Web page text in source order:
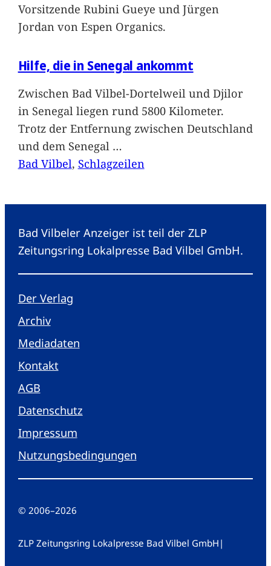
Vorsitzende Rubini Gueye und Jürgen
Jordan von Espen Organics.
Hilfe, die in Senegal ankommt
Zwischen Bad Vilbel-Dortelweil und Djilor
in Senegal liegen rund 5800 Kilometer.
Trotz der Entfernung zwischen Deutschland
und dem Senegal …
Bad Vilbel, Schlagzeilen
Bad Vilbeler Anzeiger ist teil der ZLP
Zeitungsring Lokalpresse Bad Vilbel GmbH.
Der Verlag
Archiv
Mediadaten
Kontakt
AGB
Datenschutz
Impressum
Nutzungsbedingungen
© 2006–2026
ZLP Zeitungsring Lokalpresse Bad Vilbel GmbH |